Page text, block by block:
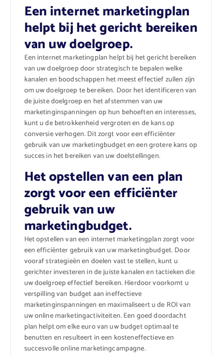
Een internet marketingplan
helpt bij het gericht bereiken
van uw doelgroep.
Een internet marketingplan helpt bij het gericht bereiken
van uw doelgroep door strategisch te bepalen welke
kanalen en boodschappen het meest effectief zullen zijn
om uw doelgroep te bereiken. Door het identificeren van
de juiste doelgroep en het afstemmen van uw
marketinginspanningen op hun behoeften en interesses,
kunt u de betrokkenheid vergroten en de kans op
conversie verhogen. Dit zorgt voor een efficiënter
gebruik van uw marketingbudget en een grotere kans op
succes in het bereiken van uw doelstellingen.
Het opstellen van een plan
zorgt voor een efficiënter
gebruik van uw
marketingbudget.
Het opstellen van een internet marketingplan zorgt voor
een efficiënter gebruik van uw marketingbudget. Door
vooraf strategieën en doelen vast te stellen, kunt u
gerichter investeren in de juiste kanalen en tactieken die
uw doelgroep effectief bereiken. Hierdoor voorkomt u
verspilling van budget aan ineffectieve
marketinginspanningen en maximaliseert u de ROI van
uw online marketingactiviteiten. Een goed doordacht
plan helpt om elke euro van uw budget optimaal te
benutten en resulteert in een kosteneffectieve en
succesvolle online marketingcampagne.